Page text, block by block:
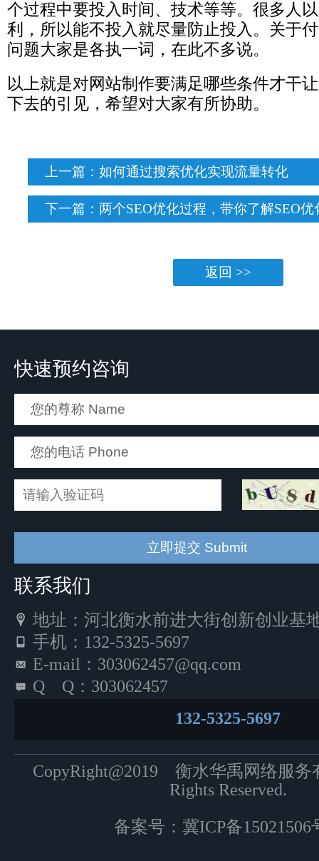
个过程中要投入时间、技术等等。很多人
利，所以能不投入就尽量防止投入。关于
问题大家是各执一词，在此不多说。
以上就是对网站制作要满足哪些条件才干
下去的引见，希望对大家有所协助。
上一篇：如何通过搜索优化实现流量转化
下一篇：两个SEO优化过程，带你了解SEO优
返回 >>
快速预约咨询
联系我们
地址：河北衡水前进大街创新创业基
手机：132-5325-5697
E-mail：303062457@qq.com
Q Q：303062457
132-5325-5697
CopyRight@2019 衡水华禹网络服
Rights Reserved.
备案号： 冀ICP备15021506